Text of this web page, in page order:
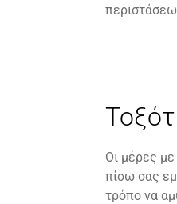
Οι μέρες
πίσω σας
τρόπο να